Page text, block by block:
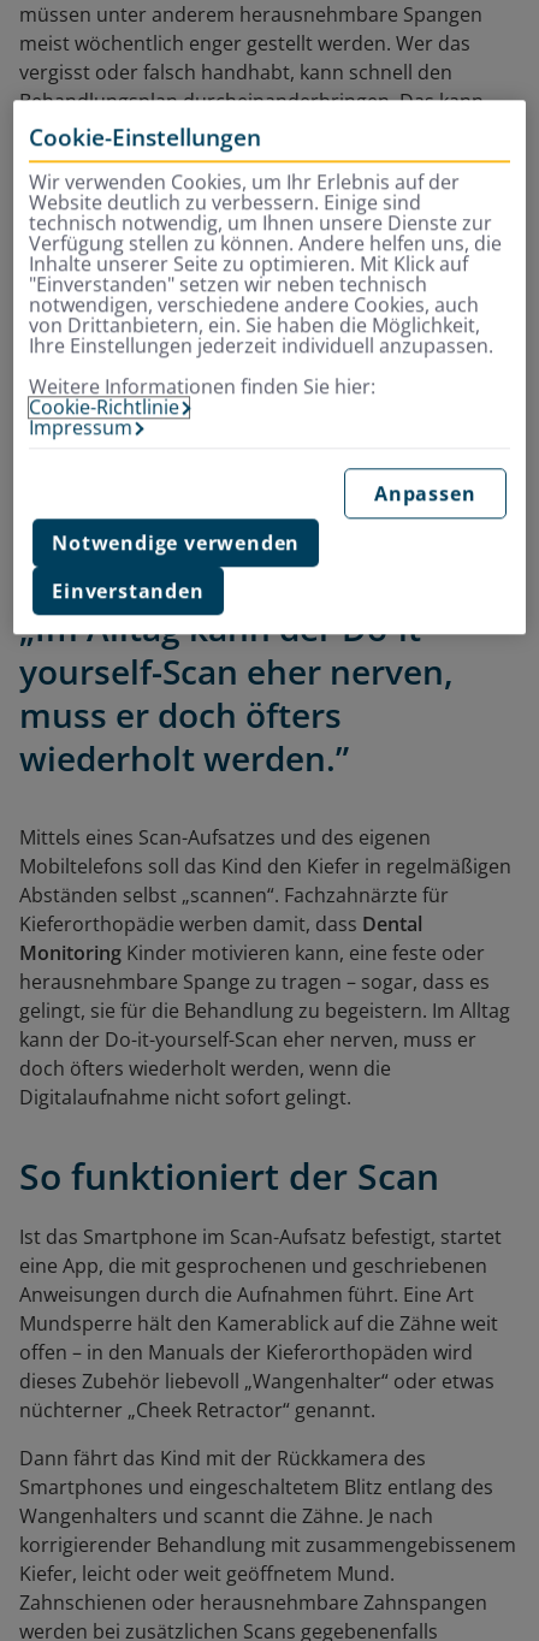
müssen unter anderem herausnehmbare Spangen
meist wöchentlich enger gestellt werden. Wer das
vergisst oder falsch handhabt, kann schnell den
Behandlungsplan durcheinanderbringen. Das kann
dann eine Verlängerung der Tragezeit bedeuten.
Check mit dem Do-it-
yourself-Scan soll
motivieren, kann aber auch
nerven
Deshalb ist ein regelmäßiger Scan von zu Hause eine
sinnvolle Innovation. Mit Hilfe der Smartphone-App ist
dabei, digital, berührungsfrei, nur einen Tastendruck
entfernt. Doch wie funktioniert das, und ist es wirklich
zuverlässig genug?
„Im Alltag kann der Do-it-
yourself-Scan eher nerven,
muss er doch öfters
wiederholt werden.”
Mittels eines Scan-Aufsatzes und des eigenen
Mobiltelefons soll das Kind den Kiefer in regelmäßigen
Abständen selbst „scannen“. Fachzahnärzte für
Kieferorthopädie werben damit, dass Dental
Monitoring Kinder motivieren kann, eine feste oder
herausnehmbare Spange zu tragen – sogar, dass es
gelingt, sie für die Behandlung zu begeistern. Im Alltag
kann der Do-it-yourself-Scan eher nerven, muss er
doch öfters wiederholt werden, wenn die
Digitalaufnahme nicht sofort gelingt.
So funktioniert der Scan
Ist das Smartphone im Scan-Aufsatz befestigt, startet
eine App, die mit gesprochenen und geschriebenen
Anweisungen durch die Aufnahmen führt. Eine Art
Mundsperre hält den Kamerablick auf die Zähne weit
offen – in den Manuals der Kieferorthopäden wird
dieses Zubehör liebevoll „Wangenhalter“ oder etwas
nüchterner „Cheek Retractor“ genannt.
Dann fährt das Kind mit der Rückkamera des
Smartphones und eingeschaltetem Blitz entlang des
Wangenhalters und scannt die Zähne. Je nach
korrigierender Behandlung mit zusammengebissenem
Kiefer, leicht oder weit geöffnetem Mund.
Zahnschienen oder herausnehmbare Zahnspangen
werden bei zusätzlichen Scans gegebenenfalls
Cookie-Einstellungen
Wir verwenden Cookies, um Ihr Erlebnis auf der
Website deutlich zu verbessern. Einige sind
technisch notwendig, um Ihnen unsere Dienste zur
Verfügung stellen zu können. Andere helfen uns, die
Inhalte unserer Seite zu optimieren. Mit Klick auf
"Einverstanden" setzen wir neben technisch
notwendigen, verschiedene andere Cookies, auch
von Drittanbietern, ein. Sie haben die Möglichkeit,
Ihre Einstellungen jederzeit individuell anzupassen.
Weitere Informationen finden Sie hier:
Cookie-Richtlinie
Impressum
Anpassen
Notwendige verwenden
Einverstanden